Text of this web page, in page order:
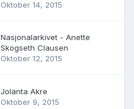
Oktober 14, 2015
Nasjonalarkivet - Anette
Skogseth Clausen
Oktober 12, 2015
Jolanta Akre
Oktober 9, 2015